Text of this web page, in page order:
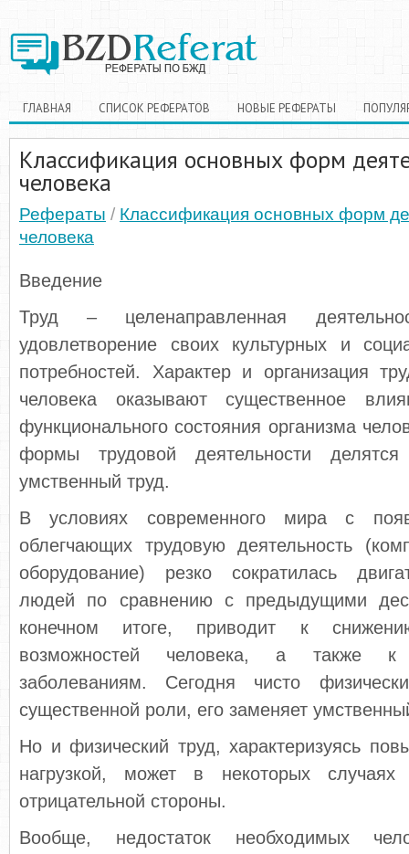
ГЛАВНАЯ СПИСОК РЕФЕРАТОВ НОВЫЕ РЕФЕРАТЫ
Классификация основных форм
человека
Рефераты / Классификация основных форм
человека
Введение
Труд – целенаправленная
удовлетворение своих культурных и
потребностей. Характер и организация
человека оказывают существенное
функционального состояния организма
формы трудовой деятельности
умственный труд.
В условиях современного мира с
облегчающих трудовую деятельность
оборудование) резко сократилась
людей по сравнению с предыдущими
конечном итоге, приводит к
возможностей человека, а также к
заболеваниям. Сегодня чисто
существенной роли, его заменяет
Но и физический труд, характеризуясь
нагрузкой, может в некоторых случаях
отрицательной стороны.
Вообще, недостаток необходимых